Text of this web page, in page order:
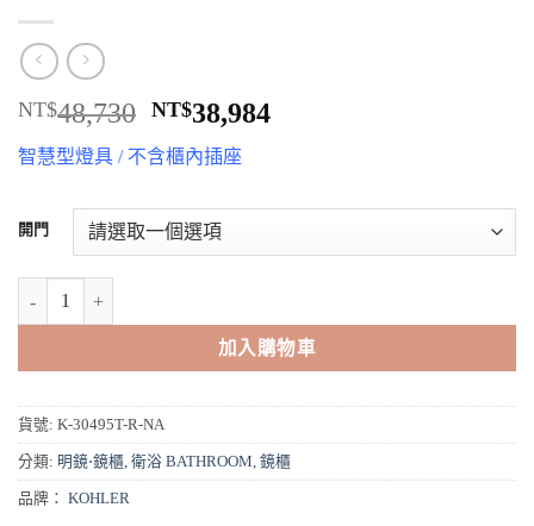
NT$48,730 原
始
價
NT$48,730。
NT$38,984目
智慧型燈具 / 不含櫃內插座
開門
KOHLER Grooming 鏡櫃 (60cm) K-29828K-L-NA_K-29828K-R-NA
加入購物車
貨號: K-30495T-R-NA
分類: 明鏡⋅鏡櫃, 衛浴 BATHROOM, 鏡櫃
品牌： KOHLER